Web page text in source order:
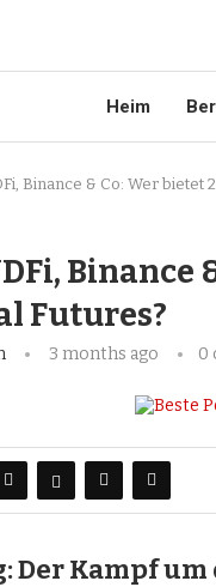
Heim
Binance & Co: Wer bietet
Binance
Futures?
3 months ago 0
Der Kampf um